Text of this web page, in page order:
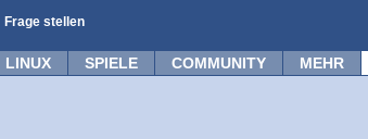
Frage stellen
LINUX SPIELE COMMUNITY MEHR